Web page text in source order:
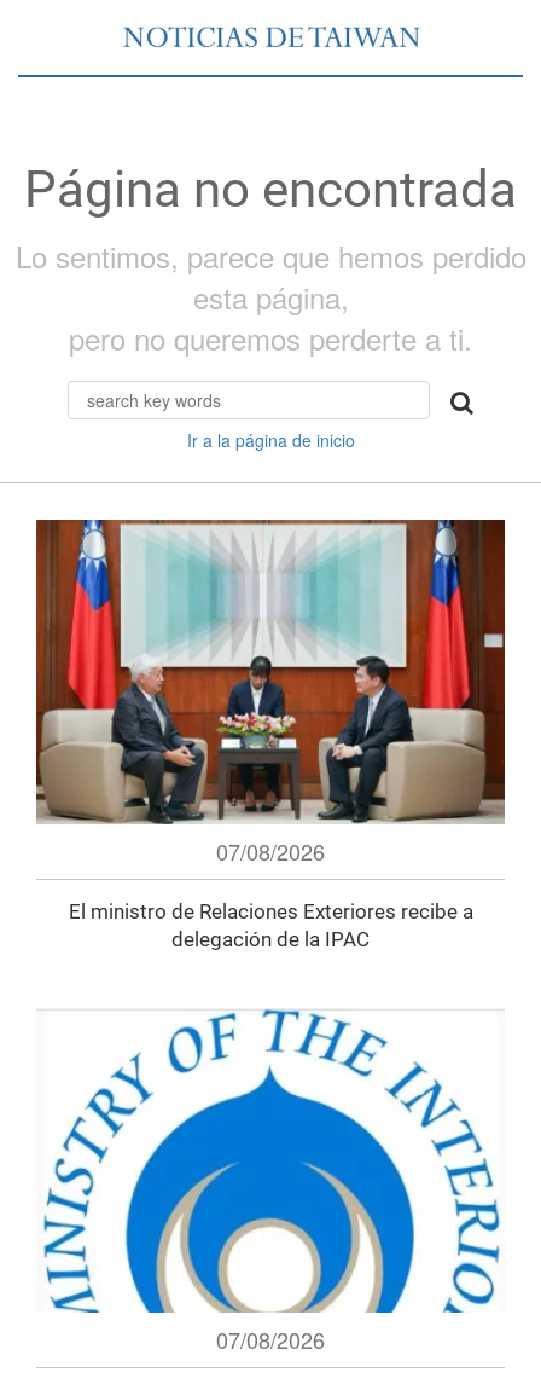
Página no encontrada
Lo sentimos, parece que hemos perdido
esta página,
pero no queremos perderte a ti.
Ir a la página de inicio
07/08/2026
El ministro de Relaciones Exteriores recibe a
delegación de la IPAC
07/08/2026